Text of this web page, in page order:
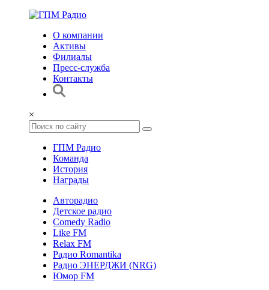
О компании
Активы
Филиалы
Пресс-служба
Контакты
×
ГПМ Радио
Команда
История
Награды
Авторадио
Детское радио
Comedy Radio
Like FM
Relax FM
Радио Romantika
Радио ЭНЕРДЖИ (NRG)
Юмор FM